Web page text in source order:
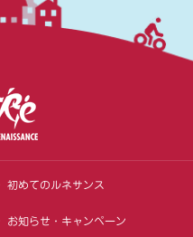
初めてのルネサンス
お知らせ・キャンペーン